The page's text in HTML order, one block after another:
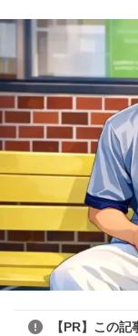
【PR】この